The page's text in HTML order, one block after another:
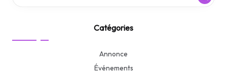
Catégories
Annonce
Événements